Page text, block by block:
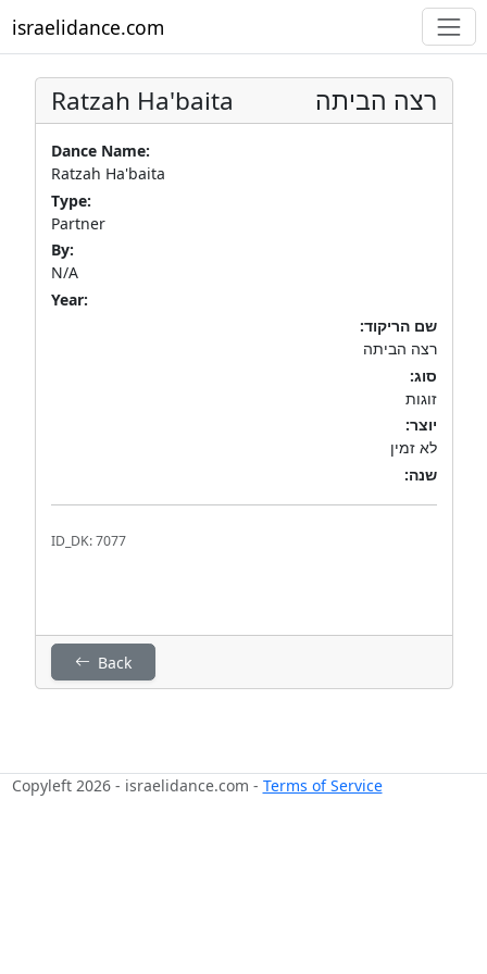
israelidance.com
Ratzah Ha'baita רצה הביתה
Dance Name:
Ratzah Ha'baita
Type:
Partner
By:
N/A
Year:
שם הריקוד:
רצה הביתה
סוג:
זוגות
יוצר:
לא זמין
שנה:
ID_DK: 7077
Back
Copyleft 2026 - israelidance.com - Terms of Service